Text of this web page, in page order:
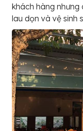
khách hàng nhưng
lau dọn và vệ sinh